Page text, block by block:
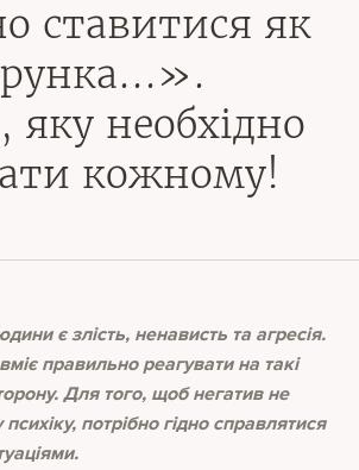
ставитися як
яку необхідно
кожному!
є злість, ненависть та агресія.
правильно реагувати на такі
Для того, щоб негатив не
потрібно гідно справлятися